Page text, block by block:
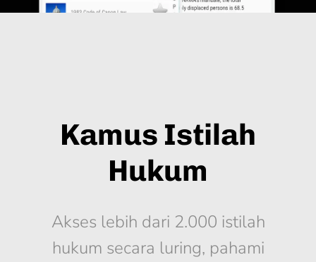
Kamus Istilah
Hukum
Akses lebih dari 2.000 istilah
hukum secara luring, pahami